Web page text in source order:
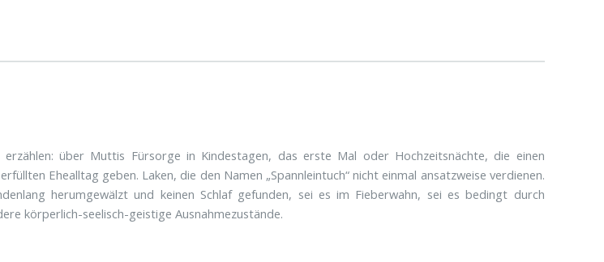
über Muttis Fürsorge in Kindestagen, das erste Mal oder Hochzeitsnächte, die einen
Ehealltag geben. Laken, die den Namen „Spannleintuch“ nicht einmal ansatzweise verdienen.
herumgewälzt und keinen Schlaf gefunden, sei es im Fieberwahn, sei es bedingt durch
körperlich-seelisch-geistige Ausnahmezustände.